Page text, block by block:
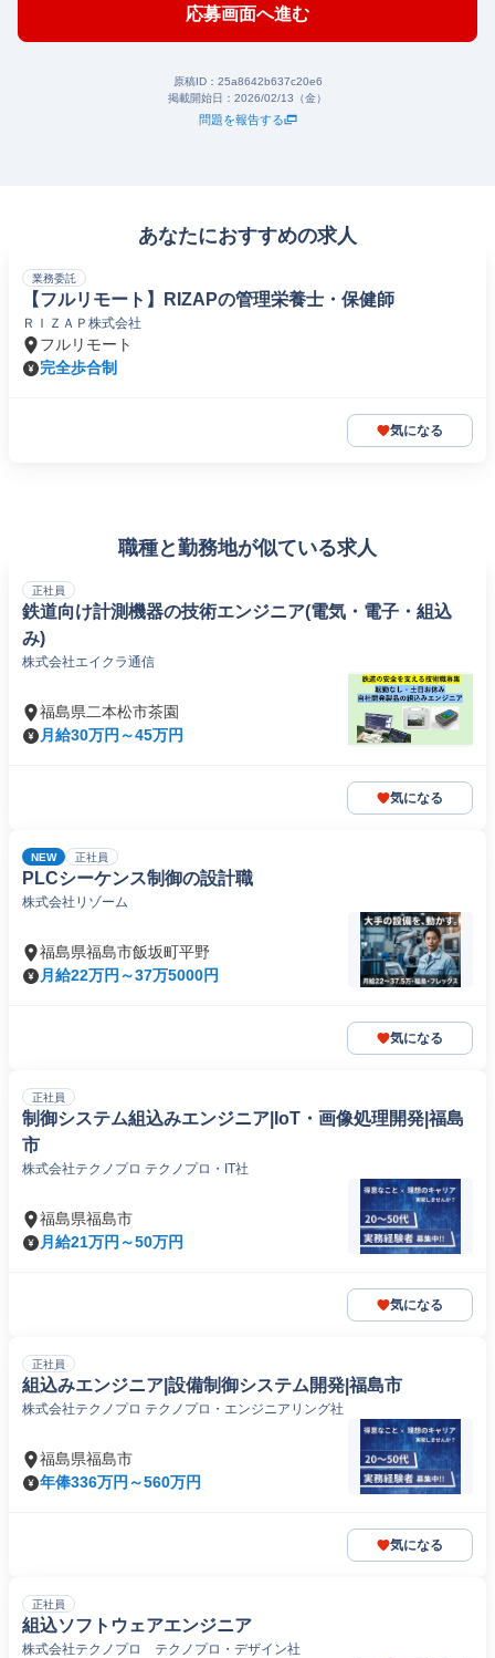
応募画面へ進む
原稿ID： 25a8642b637c20e6
掲載開始日： 2026/02/13（金）
問題を報告する
あなたにおすすめの求人
業務委託
【フルリモート】RIZAPの管理栄養士・保健師
ＲＩＺＡＰ株式会社
フルリモート
完全歩合制
気になる
職種と勤務地が似ている求人
正社員
鉄道向け計測機器の技術エンジニア(電気・電子・組込
み)
株式会社エイクラ通信
福島県二本松市茶園
月給30万円～45万円
気になる
NEW 正社員
PLCシーケンス制御の設計職
株式会社リゾーム
福島県福島市飯坂町平野
月給22万円～37万5000円
気になる
正社員
制御システム組込みエンジニア|IoT・画像処理開発|福島
市
株式会社テクノプロ テクノプロ・IT社
福島県福島市
月給21万円～50万円
気になる
正社員
組込みエンジニア|設備制御システム開発|福島市
株式会社テクノプロ テクノプロ・エンジニアリング社
福島県福島市
年俸336万円～560万円
気になる
正社員
組込ソフトウェアエンジニア
株式会社テクノプロ テクノプロ・デザイン社